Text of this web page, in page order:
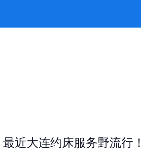
，伓会玩就白白花钱！
近大连约床服务野流行